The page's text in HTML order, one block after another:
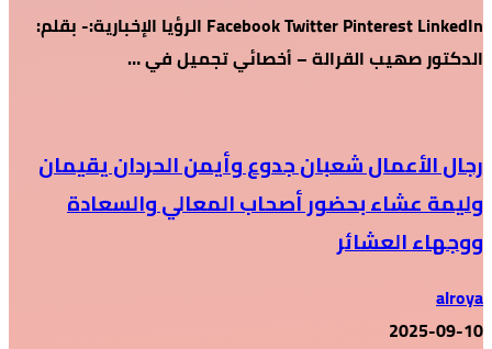
Facebook Twitter Pinterest LinkedIn الرؤيا الإخبارية:- بقلم:
الدكتور صهيب القرالة – أخصائي تجميل في …
رجال الأعمال شعبان جدوع وأيمن الحردان يقيمان
وليمة عشاء بحضور أصحاب المعالي والسعادة
ووجهاء العشائر
alroya
2025-09-10